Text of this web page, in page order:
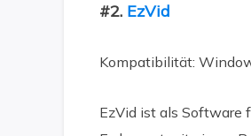
#2. EzVid
Kompatibilität:
EzVid ist als Software